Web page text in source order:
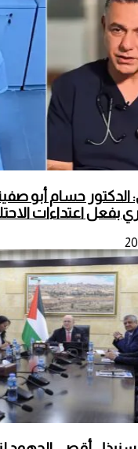
الدكتور حسام أبو
بفعل اعتداءات